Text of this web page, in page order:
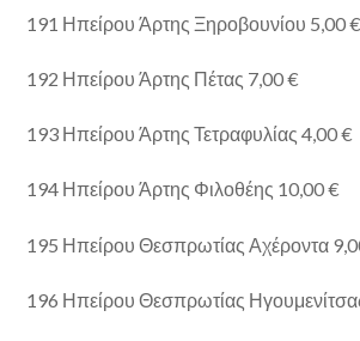
191 Ηπείρου Άρτης Ξηροβουνίου 5,00 €
192 Ηπείρου Άρτης Πέτας 7,00 €
193 Ηπείρου Άρτης Τετραφυλίας 4,00 €
194 Ηπείρου Άρτης Φιλοθέης 10,00 €
195 Ηπείρου Θεσπρωτίας Αχέροντα
196 Ηπείρου Θεσπρωτίας